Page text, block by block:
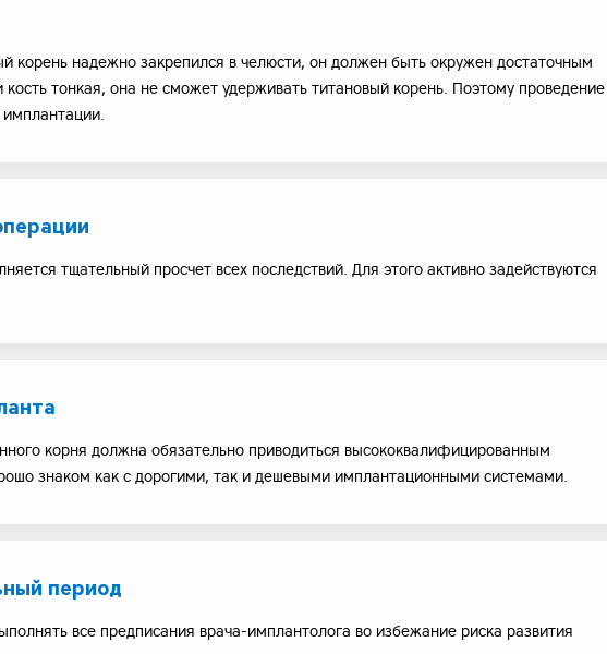
корень надежно закрепился в челюсти, он должен быть окружен достаточным
кость тонкая, она не сможет удерживать титановый корень. Поэтому проведение
тщательный просчет всех последствий. Для этого активно задействуются
корня должна обязательно приводиться высококвалифицированным
знаком как с дорогими, так и дешевыми имплантационными системами.
период
все предписания врача-имплантолога во избежание риска развития